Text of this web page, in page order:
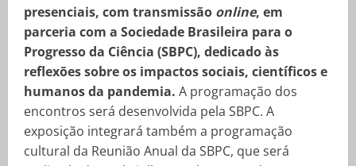
presenciais, com transmissão online, em
parceria com a Sociedade Brasileira para o
Progresso da Ciência (SBPC), dedicado às
reflexões sobre os impactos sociais, científicos e
humanos da pandemia. A programação dos
encontros será desenvolvida pela SBPC. A
exposição integrará também a programação
cultural da Reunião Anual da SBPC, que será